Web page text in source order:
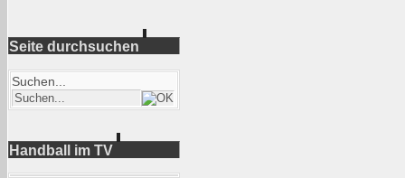
Seite durchsuchen
Suchen...
Handball im TV